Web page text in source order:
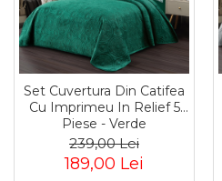
Set Cuvertura Din Catifea
Cu Imprimeu In Relief 5
Piese - Verde
239,00 Lei
189,00 Lei